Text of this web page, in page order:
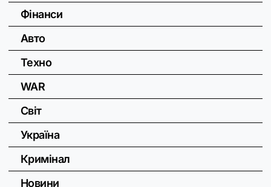
Фінанси
Авто
Техно
WAR
Світ
Україна
Кримінал
Новини